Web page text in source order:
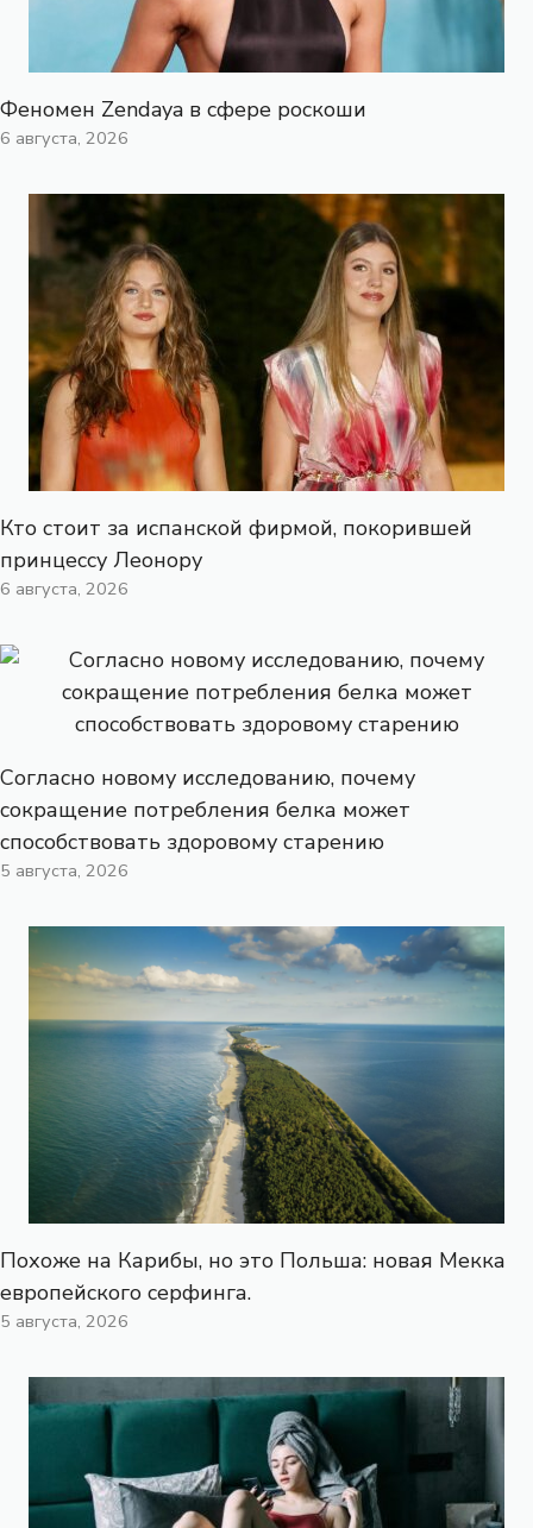
Феномен Zendaya в сфере роскоши
6 августа, 2026
Кто стоит за испанской фирмой, покорившей
принцессу Леонору
6 августа, 2026
Согласно новому исследованию, почему
сокращение потребления белка может
способствовать здоровому старению
5 августа, 2026
Похоже на Карибы, но это Польша: новая Мекка
европейского серфинга.
5 августа, 2026